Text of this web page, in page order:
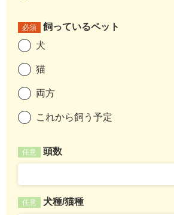
必須
飼っているペット
犬
猫
両方
これから飼う予定
任意 頭数
任意 犬種/猫種